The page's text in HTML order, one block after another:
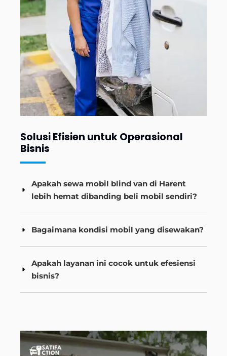
Solusi Efisien untuk Operasional
Bisnis
Apakah sewa mobil blind van di Harent
lebih hemat dibanding beli mobil sendiri?
Bagaimana kondisi mobil yang disewakan?
Apakah layanan ini cocok untuk efesiensi
bisnis?